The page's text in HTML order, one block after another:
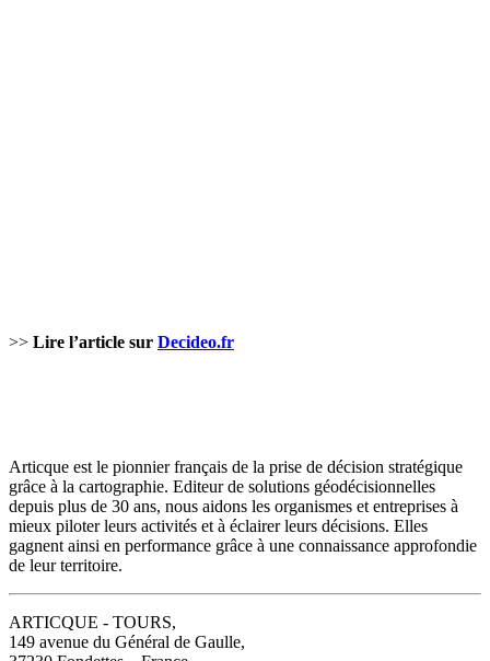
>> Lire l’article sur Decideo.fr
Articque est le pionnier français de la prise de décision stratégique
grâce à la cartographie. Editeur de solutions géodécisionnelles
depuis plus de 30 ans, nous aidons les organismes et entreprises à
mieux piloter leurs activités et à éclairer leurs décisions. Elles
gagnent ainsi en performance grâce à une connaissance approfondie
de leur territoire.
ARTICQUE - TOURS,
149 avenue du Général de Gaulle,